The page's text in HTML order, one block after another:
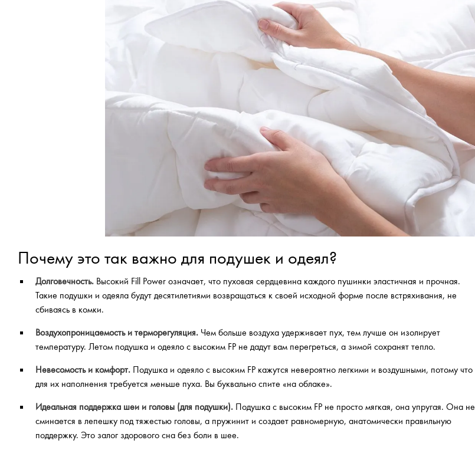
Почему это так важно для подушек и одеял?
Долговечность. Высокий Fill Power означает, что пуховая сердцевина каждого пушинки эластичная и прочная.
Такие подушки и одеяла будут десятилетиями возвращаться к своей исходной форме после встряхивания, не
сбиваясь в комки.
Воздухопроницаемость и терморегуляция. Чем больше воздуха удерживает пух, тем лучше он изолирует
температуру. Летом подушка и одеяло с высоким FP не дадут вам перегреться, а зимой сохранят тепло.
Невесомость и комфорт. Подушка и одеяло с высоким FP кажутся невероятно легкими и воздушными, потому что
для их наполнения требуется меньше пуха. Вы буквально спите «на облаке».
Идеальная поддержка шеи и головы (для подушки). Подушка с высоким FP не просто мягкая, она упругая. Она не
сминается в лепешку под тяжестью головы, а пружинит и создает равномерную, анатомически правильную
поддержку. Это залог здорового сна без боли в шее.